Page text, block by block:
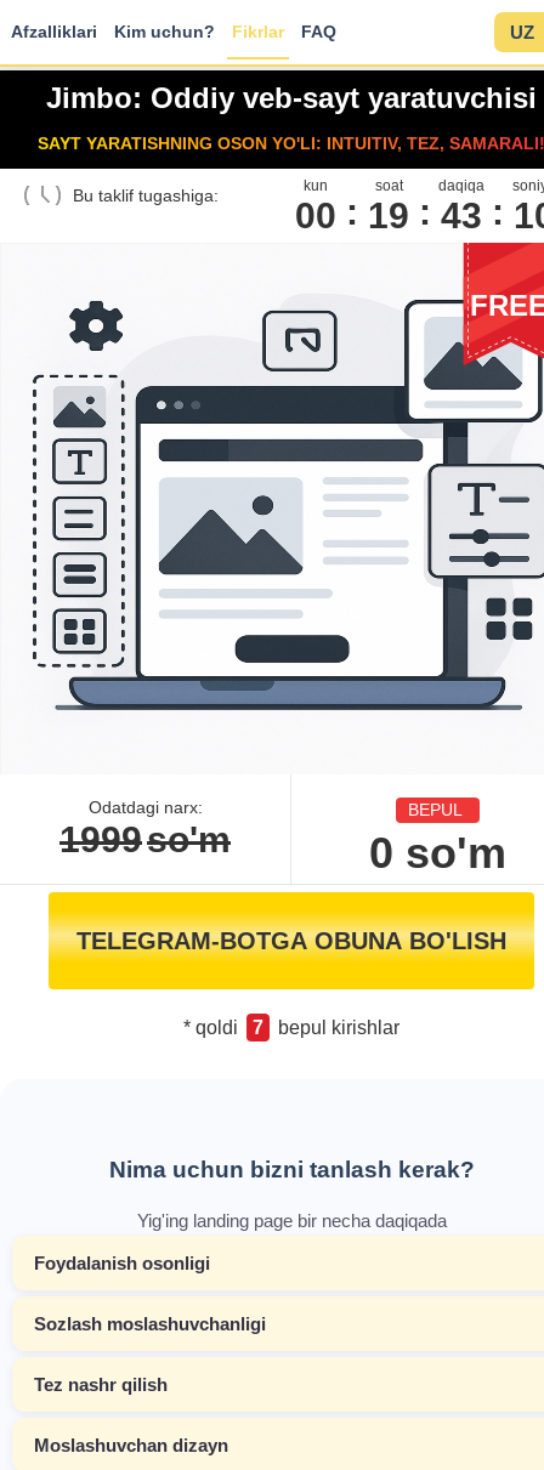
Afzalliklari Kim uchun? Fikrlar FAQ UZ
Jimbo: Oddiy veb-sayt yaratuvchisi
SAYT YARATISHNING OSON YO'LI: INTUITIV, TEZ, SAMARALI!
Bu taklif tugashiga: kun
00
soat
19
daqiqa
43 0
Odatdagi narx:
1999so'm
BEPUL
0 so'm
TELEGRAM-BOTGA OBUNA BO'LISH
* qoldi 7 bepul kirishlar
Nima uchun bizni tanlash kerak?
Yig'ing landing page bir necha daqiqada
Foydalanish osonligi
Sozlash moslashuvchanligi
Tez nashr qilish
Moslashuvchan dizayn